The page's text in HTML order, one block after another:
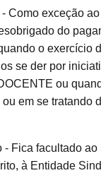
Como exceção
do
o exercício
se der por
ou
em se tratando
- Fica facultado
à Entidade